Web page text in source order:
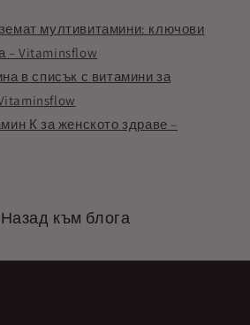
мултивитамини: ключови
– Vitaminsflow
в списък с витамини за
К за женското здраве –
Назад към блога